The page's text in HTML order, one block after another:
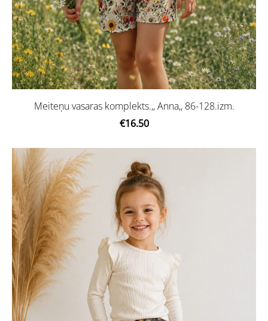
Meiteņu vasaras komplekts.,, Anna,, 86-128.izm.
€16.50